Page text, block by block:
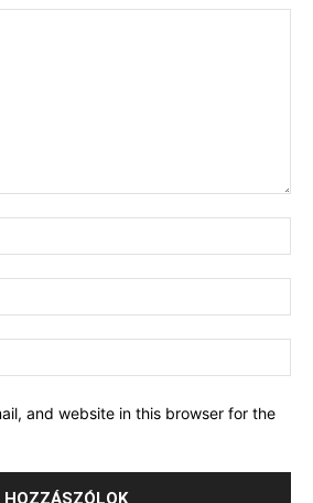
and website in this browser for the